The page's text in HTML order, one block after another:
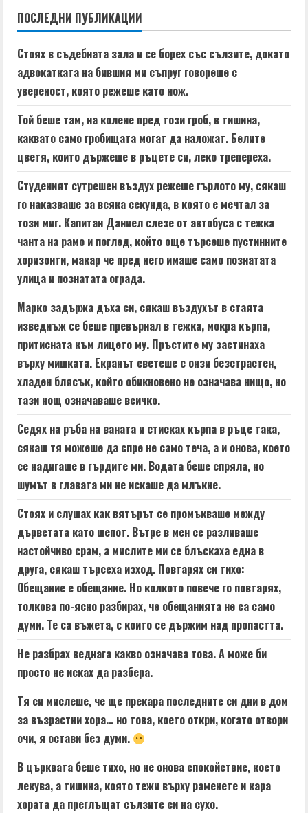
n
u
e
R
e
a
d
i
n
g
ПОСЛЕДНИ ПУБЛИКАЦИИ
Стоях в съдебната зала и се борех със сълзите, докато
адвокатката на бившия ми съпруг говореше с
увереност, която режеше като нож.
Той беше там, на колене пред този гроб, в тишина,
каквато само гробищата могат да наложат. Белите
цветя, които държеше в ръцете си, леко трепереха.
Студеният сутрешен въздух режеше гърлото му, сякаш
го наказваше за всяка секунда, в която е мечтал за
този миг. Капитан Даниел слезе от автобуса с тежка
чанта на рамо и поглед, който още търсеше пустинните
хоризонти, макар че пред него имаше само познатата
улица и познатата ограда.
Марко задържа дъха си, сякаш въздухът в стаята
изведнъж се беше превърнал в тежка, мокра кърпа,
притисната към лицето му. Пръстите му застинаха
върху мишката. Екранът светеше с онзи безстрастен,
хладен блясък, който обикновено не означава нищо, но
тази нощ означаваше всичко.
Седях на ръба на ваната и стисках кърпа в ръце така,
сякаш тя можеше да спре не само теча, а и онова, което
се надигаше в гърдите ми. Водата беше спряла, но
шумът в главата ми не искаше да млъкне.
Стоях и слушах как вятърът се промъкваше между
дърветата като шепот. Вътре в мен се разливаше
настойчиво срам, а мислите ми се блъскаха една в
друга, сякаш търсеха изход. Повтарях си тихо:
Обещание е обещание. Но колкото повече го повтарях,
толкова по-ясно разбирах, че обещанията не са само
думи. Те са въжета, с които се държим над пропастта.
Не разбрах веднага какво означава това. А може би
просто не исках да разбера.
Тя си мислеше, че ще прекара последните си дни в дом
за възрастни хора… но това, което откри, когато отвори
очи, я остави без думи.
В църквата беше тихо, но не онова спокойствие, което
лекува, а тишина, която тежи върху раменете и кара
хората да преглъщат сълзите си на сухо.